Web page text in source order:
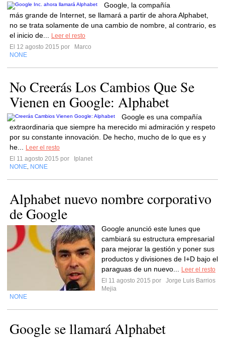
Google, la compañía
más grande de Internet, se llamará a partir de ahora Alphabet,
no se trata solamente de una cambio de nombre, al contrario, es
el inicio de...
Leer el resto
El 12 agosto 2015 por
Marco
NONE
No Creerás Los Cambios Que Se
Vienen en Google: Alphabet
Google es una compañía
extraordinaria que siempre ha merecido mi admiración y respeto
por su constante innovación. De hecho, mucho de lo que es y
he...
Leer el resto
El 11 agosto 2015 por
Iplanet
NONE NONE
Alphabet nuevo nombre corporativo
de Google
Google anunció este lunes que
cambiará su estructura empresarial
para mejorar la gestión y poner sus
productos y divisiones de I+D bajo el
paraguas de un nuevo...
Leer el resto
El 11 agosto 2015 por
Jorge Luis Barrios
Mejia
NONE
Google se llamará Alphabet